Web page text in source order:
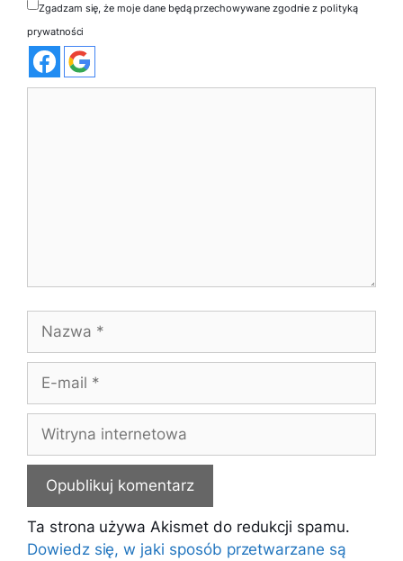
Zgadzam się, że moje dane będą przechowywane zgodnie z polityką
prywatności
mail
internetowa
Ta strona używa Akismet do redukcji spamu.
Dowiedz się, w jaki sposób przetwarzane są